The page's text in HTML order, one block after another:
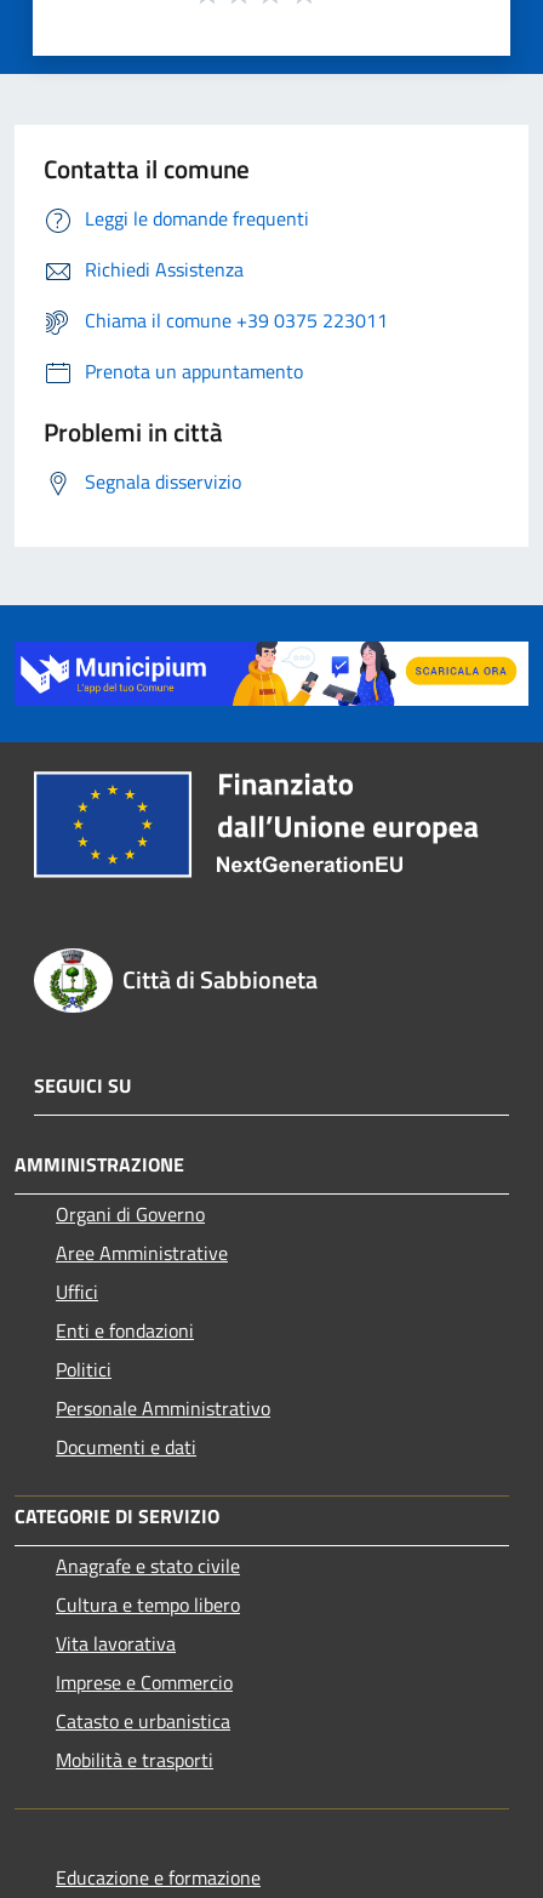
Contatta il comune
Leggi le domande frequenti
Richiedi Assistenza
Chiama il comune +39 0375 223011
Prenota un appuntamento
Problemi in città
Segnala disservizio
Città di Sabbioneta
SEGUICI SU
AMMINISTRAZIONE
Organi di Governo
Aree Amministrative
Uffici
Enti e fondazioni
Politici
Personale Amministrativo
Documenti e dati
CATEGORIE DI SERVIZIO
Anagrafe e stato civile
Cultura e tempo libero
Vita lavorativa
Imprese e Commercio
Catasto e urbanistica
Mobilità e trasporti
Educazione e formazione